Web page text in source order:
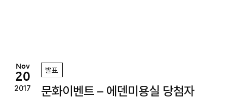
Nov
20
2017
발표
문화이벤트 – 에덴미용실 당첨자